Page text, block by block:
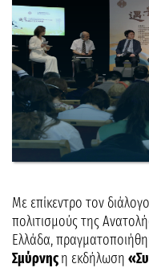
Με επίκεντρο τον
πολιτισμούς της
Ελλάδα,
Σμύρνηςη εκδήλωση